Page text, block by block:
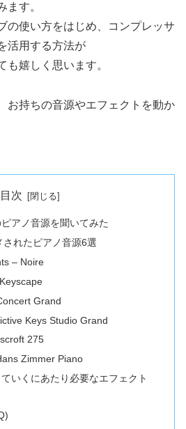
ます。
の使い方をはじめ、コンプレッサ
活用する方法が
も嬉しく思います。
お持ちの音源やエフェクトを動か
目次
アノ音源を聞いてみた
れたピアノ音源6選
– Noire
Grand
Keys Studio Grand
275
Zimmer Piano
いくにあたり必要なエフェクト